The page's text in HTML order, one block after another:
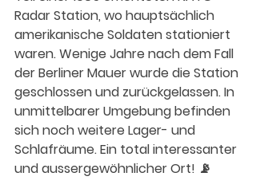
Radar Station, wo hauptsächlich
amerikanische Soldaten stationiert
waren. Wenige Jahre nach dem Fall
der Berliner Mauer wurde die Station
geschlossen und zurückgelassen. In
unmittelbarer Umgebung befinden
sich noch weitere Lager- und
Schlafräume. Ein total interessanter
und aussergewöhnlicher Ort! 📡